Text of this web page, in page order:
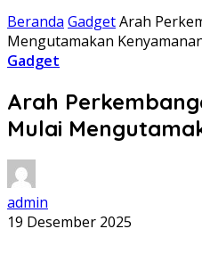
Beranda GadgetArah
Mengutamakan
Gadget
Arah
Mulai
admin
19 Desember 2025